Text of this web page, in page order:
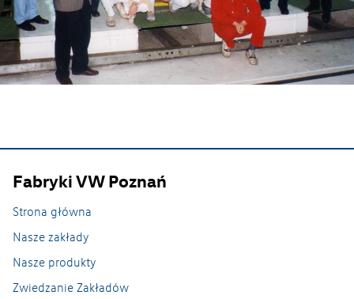
Fabryki VW Poznań
Strona główna
Nasze zakłady
Nasze produkty
Zwiedzanie Zakładów